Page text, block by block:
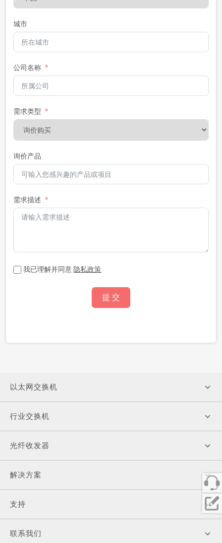
城市
公司名称
需求类型
询价产品
需求描述
我已理解并同意隐私政策
提 交
以太网交换机
行业交换机
光纤收发器
解决方案
支持
联系我们